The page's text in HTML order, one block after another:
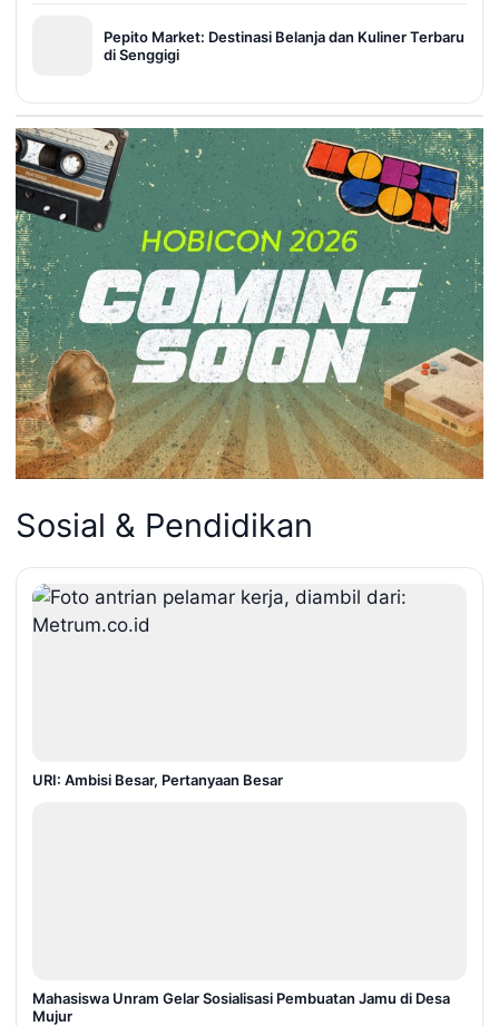
Pepito Market: Destinasi Belanja dan Kuliner Terbaru
di Senggigi
Sosial & Pendidikan
URI: Ambisi Besar, Pertanyaan Besar
Mahasiswa Unram Gelar Sosialisasi Pembuatan Jamu di Desa
Mujur